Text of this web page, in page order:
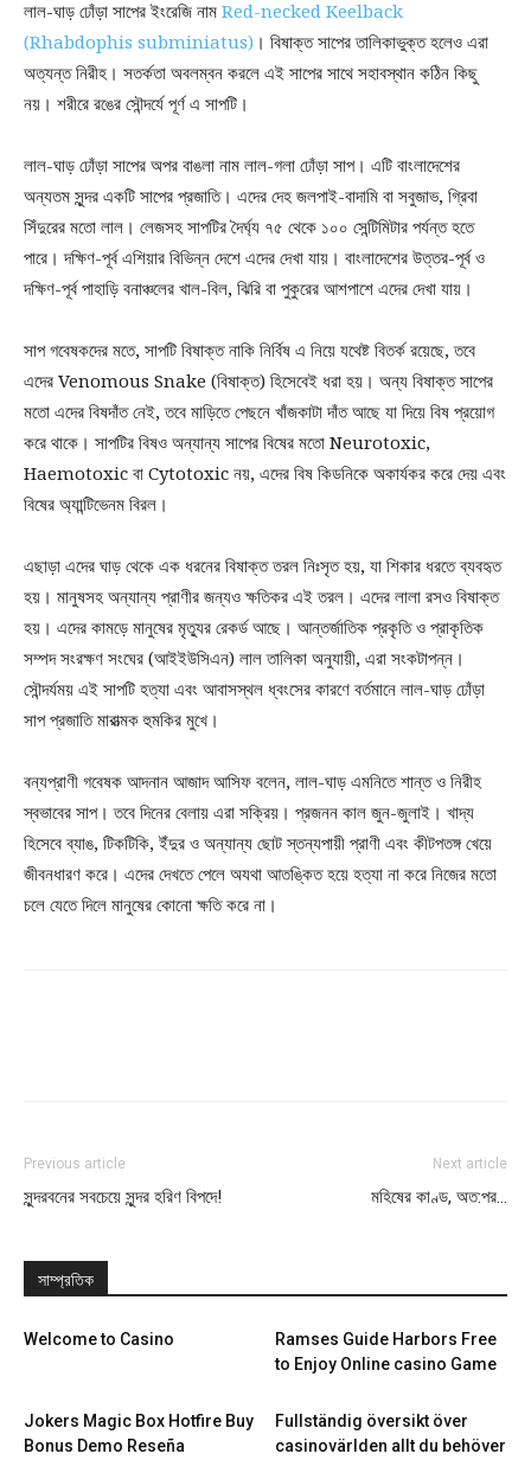
লাল-ঘাড় ঢোঁড়া সাপের ইংরেজি নাম Red-necked Keelback
(Rhabdophis subminiatus) । বিষাক্ত সাপের তালিকাভুক্ত হলেও এরা
অত্যন্ত নিরীহ। সতর্কতা অবলম্বন করলে এই সাপের সাথে সহাবস্থান কঠিন কিছু
নয়। শরীরে রঙের সৌন্দর্যে পূর্ণ এ সাপটি।
লাল-ঘাড় ঢোঁড়া সাপের অপর বাঙলা নাম লাল-গলা ঢোঁড়া সাপ। এটি বাংলাদেশের
অন্যতম সুন্দর একটি সাপের প্রজাতি। এদের দেহ জলপাই-বাদামি বা সবুজাভ, গ্রিবা
সিঁদুরের মতো লাল। লেজসহ সাপটির দৈর্ঘ্য ৭৫ থেকে ১০০ সেন্টিমিটার পর্যন্ত হতে
পারে। দক্ষিণ-পূর্ব এশিয়ার বিভিন্ন দেশে এদের দেখা যায়। বাংলাদেশের উত্তর-পূর্ব ও
দক্ষিণ-পূর্ব পাহাড়ি বনাঞ্চলের খাল-বিল, ঝিরি বা পুকুরের আশপাশে এদের দেখা যায়।
সাপ গবেষকদের মতে, সাপটি বিষাক্ত নাকি নির্বিষ এ নিয়ে যথেষ্ট বিতর্ক রয়েছে, তবে
এদের Venomous Snake (বিষাক্ত) হিসেবেই ধরা হয়। অন্য বিষাক্ত সাপের
মতো এদের বিষদাঁত নেই, তবে মাড়িতে পেছনে খাঁজকাটা দাঁত আছে যা দিয়ে বিষ প্রয়োগ
করে থাকে। সাপটির বিষও অন্যান্য সাপের বিষের মতো Neurotoxic,
Haemotoxic বা Cytotoxic নয়, এদের বিষ কিডনিকে অকার্যকর করে দেয় এবং
বিষের অ্যান্টিভেনম বিরল।
এছাড়া এদের ঘাড় থেকে এক ধরনের বিষাক্ত তরল নিঃসৃত হয়, যা শিকার ধরতে ব্যবহৃত
হয়। মানুষসহ অন্যান্য প্রাণীর জন্যও ক্ষতিকর এই তরল। এদের লালা রসও বিষাক্ত
হয়। এদের কামড়ে মানুষের মৃত্যুর রেকর্ড আছে। আন্তর্জাতিক প্রকৃতি ও প্রাকৃতিক
সম্পদ সংরক্ষণ সংঘের (আইইউসিএন) লাল তালিকা অনুযায়ী, এরা সংকটাপন্ন।
সৌন্দর্যময় এই সাপটি হত্যা এবং আবাসস্থল ধ্বংসের কারণে বর্তমানে লাল-ঘাড় ঢোঁড়া
সাপ প্রজাতি মারাত্মক হুমকির মুখে।
বন্যপ্রাণী গবেষক আদনান আজাদ আসিফ বলেন, লাল-ঘাড় এমনিতে শান্ত ও নিরীহ
স্বভাবের সাপ। তবে দিনের বেলায় এরা সক্রিয়। প্রজনন কাল জুন-জুলাই। খাদ্য
হিসেবে ব্যাঙ, টিকটিকি, ইঁদুর ও অন্যান্য ছোট স্তন্যপায়ী প্রাণী এবং কীটপতঙ্গ খেয়ে
জীবনধারণ করে। এদের দেখতে পেলে অযথা আতঙ্কিত হয়ে হত্যা না করে নিজের মতো
চলে যেতে দিলে মানুষের কোনো ক্ষতি করে না।
Previous article
সুন্দরবনের সবচেয়ে সুন্দর হরিণ বিপদে!
Next article
মহিষের কাণ্ড, অত:পর…
সাম্প্রতিক
Welcome to Casino
Ramses Guide Harbors Free
to Enjoy Online casino Game
Jokers Magic Box Hotfire Buy
Bonus Demo Reseña
Fullständig översikt över
casinovärlden allt du behöver